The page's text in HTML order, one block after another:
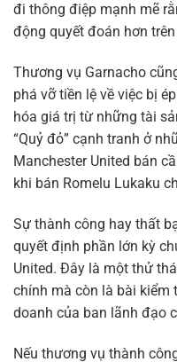
đi thông điệp mạnh mẽ
động quyết đoán hơn
Thương vụ Garnacho
phá vỡ tiền lệ về việc bị
hóa giá trị từ những tài
“Quỷ đỏ” cạnh tranh ở
Manchester United bán
khi bán Romelu Lukaku
Sự thành công hay thất
quyết định phần lớn kỳ
United. Đây là một thử
chính mà còn là bài kiểm
doanh của ban lãnh đạo
Nếu thương vụ thành